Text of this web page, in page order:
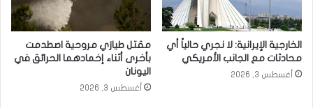
الخارجية الإيرانية: لا نجري حالياً أي
محادثات مع الجانب الأمريكي
أغسطس 3, 2026
مقتل طيارَي مروحية اصطدمت
بأخرى أثناء إخمادهما الحرائق في
اليونان
أغسطس 3, 2026